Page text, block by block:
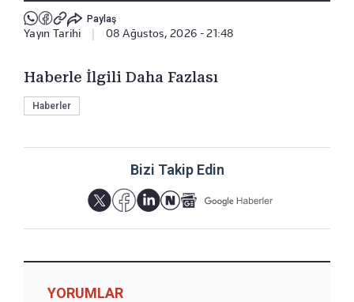
Paylaş
Yayın Tarihi 08 Ağustos, 2026 - 21:48
Haberle İlgili Daha Fazlası
Haberler
Bizi Takip Edin
YORUMLAR